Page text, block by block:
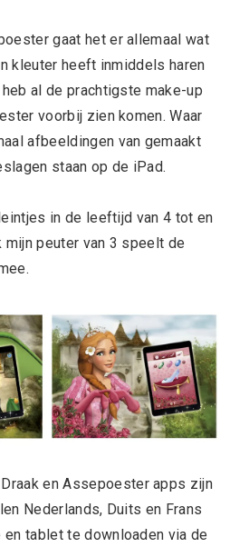
gaat het er allemaal wat
kleuter heeft inmiddels haren
al de prachtigste make-up
voorbij zien komen. Waar
afbeeldingen van gemaakt
staan op de iPad.
in de leeftijd van 4 tot en
mijn peuter van 3 speelt de
en Assepoester apps zijn
Nederlands, Duits en Frans
en tablet te downloaden via de